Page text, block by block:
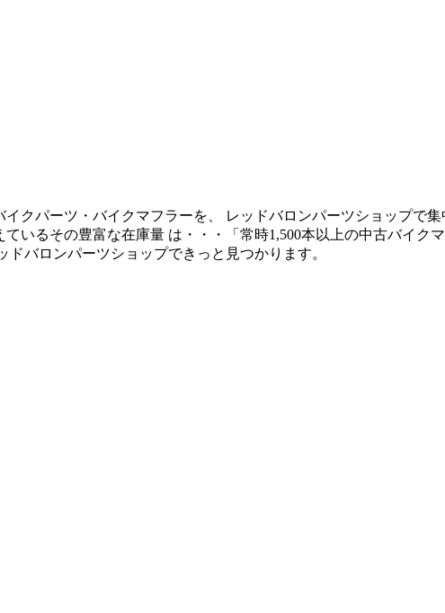
クパーツ・バイクマフラーを、 レッドバロンパーツショップで
いるその豊富な在庫量 は・・・「常時1,500本以上の中古バイク
バロンパーツショップできっと見つかります。